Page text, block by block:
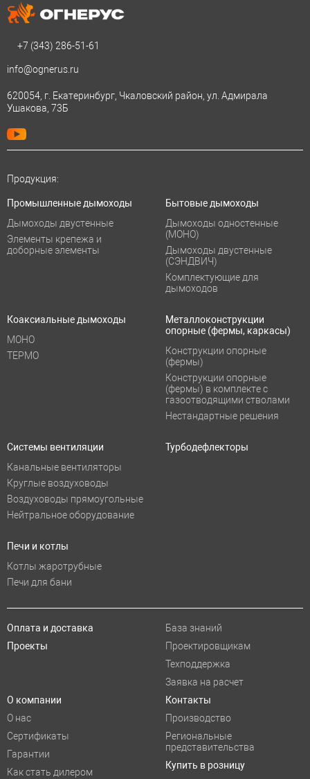
+7 (343) 286-51-61
info@ognerus.ru
620054, г. Екатеринбург, Чкаловский район, ул. Адмирала
Ушакова, 73Б
Продукция:
Промышленные дымоходы
Дымоходы двустенные
Элементы крепежа и
доборные элементы
Бытовые дымоходы
Дымоходы одностенные
(МОНО)
Дымоходы двустенные
(СЭНДВИЧ)
Комплектующие для
дымоходов
Коаксиальные дымоходы
МОНО
ТЕРМО
Металлоконструкции
опорные (фермы, каркасы)
Конструкции опорные
(фермы)
Конструкции опорные
(фермы) в комплекте с
газоотводящими стволами
Нестандартные решения
Системы вентиляции
Канальные вентиляторы
Круглые воздуховоды
Воздуховоды прямоугольные
Нейтральное оборудование
Турбодефлекторы
Печи и котлы
Котлы жаротрубные
Печи для бани
Оплата и доставка
Проекты
База знаний
Проектировщикам
Техподдержка
Заявка на расчет
О компании
О нас
Сертификаты
Гарантии
Как стать дилером
Контакты
Производство
Региональные
представительства
Купить в розницу